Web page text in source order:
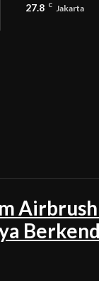
27.8 C Jakarta
Airbrush